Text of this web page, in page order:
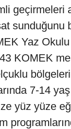
geçirmeleri
sunduğunu
Yaz
KOMEK
7-14
yüz yüze